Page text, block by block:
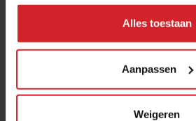
Alles toestaan
Aanpassen
Weigeren
Aanbiedingen en prijzen
Foodservice over